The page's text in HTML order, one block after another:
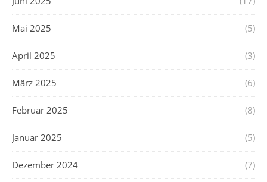
Mai 2025 (5)
April 2025 (3)
März 2025 (6)
Februar 2025 (8)
Januar 2025 (5)
Dezember 2024 (7)